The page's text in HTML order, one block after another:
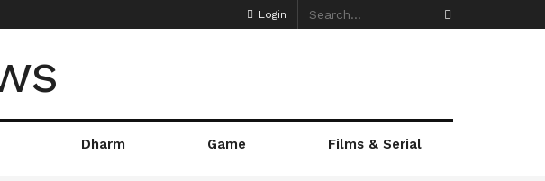
Login
Dharm Game Films & Serial